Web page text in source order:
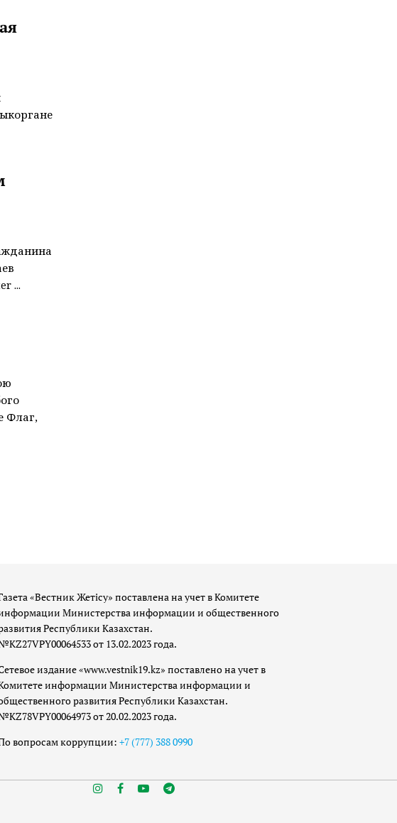
...
Флаг,
«Вестник Жетісу» поставлена на учет в Комитете
Министерства информации и общественного
Республики Казахстан.
от 13.02.2023 года.
издание «www.vestnik19.kz» поставлено на учет в
информации Министерства информации и
развития Республики Казахстан.
от 20.02.2023 года.
вопросам коррупции: +7 (777) 388 0990